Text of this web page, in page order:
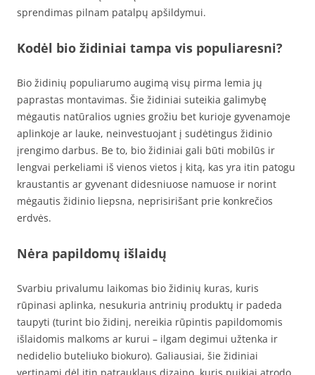
sprendimas pilnam patalpų apšildymui.
Kodėl bio židiniai tampa vis populiaresni?
Bio židinių populiarumo augimą visų pirma lemia jų
paprastas montavimas. Šie židiniai suteikia galimybę
mėgautis natūralios ugnies grožiu bet kurioje gyvenamoje
aplinkoje ar lauke, neinvestuojant į sudėtingus židinio
įrengimo darbus. Be to, bio židiniai gali būti mobilūs ir
lengvai perkeliami iš vienos vietos į kitą, kas yra itin patogu
kraustantis ar gyvenant didesniuose namuose ir norint
mėgautis židinio liepsna, neprisirišant prie konkrečios
erdvės.
Nėra papildomų išlaidų
Svarbiu privalumu laikomas bio židinių kuras, kuris
rūpinasi aplinka, nesukuria antrinių produktų ir padeda
taupyti (turint bio židinį, nereikia rūpintis papildomomis
išlaidomis malkoms ar kurui – ilgam degimui užtenka ir
nedidelio buteliuko biokuro). Galiausiai, šie židiniai